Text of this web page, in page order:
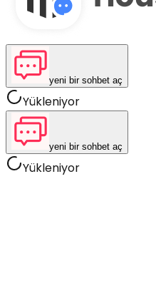
yeni bir sohbet aç
Yükleniyor
yeni bir sohbet aç
Yükleniyor